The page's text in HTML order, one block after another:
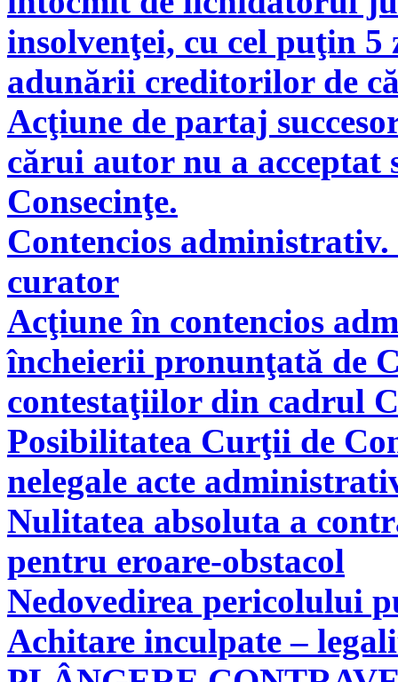
insolvenţei, cu cel puţin
adunării creditorilor de
Acţiune de partaj
cărui autor nu a acceptat
Consecinţe.
Contencios
curator
Acţiune în contencios
încheierii pronunţată de
contestaţiilor din cadrul
Posibilitatea Curţii de
nelegale acte
Nulitatea absoluta a
pentru eroare-obstacol
Nedovedirea pericolului
Achitare inculpate –